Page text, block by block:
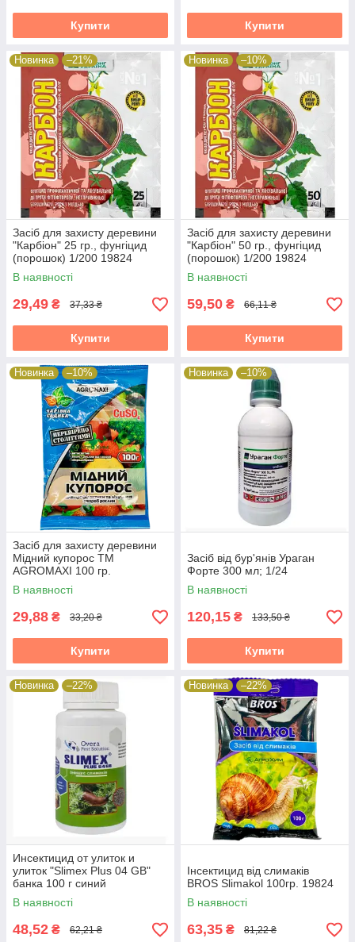
Купити Купити
Новинка –21%
Засіб для захисту деревини
"Карбіон" 25 гр., фунгіцид
(порошок) 1/200 19824
В наявності
29,49 ₴ 37,33 ₴
Купити
Новинка –10%
Засіб для захисту деревини
"Карбіон" 50 гр., фунгіцид
(порошок) 1/200 19824
В наявності
59,50 ₴ 66,11 ₴
Купити
Новинка –10%
Засіб для захисту деревини
Мідний купорос ТМ
AGROMAXI 100 гр.
В наявності
29,88 ₴ 33,20 ₴
Купити
Новинка –10%
Засіб від бур'янів Ураган
Форте 300 мл; 1/24
В наявності
120,15 ₴ 133,50 ₴
Купити
Новинка –22%
Инсектицид от улиток и
улиток "Slimex Plus 04 GB"
банка 100 г синий
В наявності
48,52 ₴ 62,21 ₴
Новинка –22%
Інсектицид від слимаків
BROS Slimakol 100гр. 19824
В наявності
63,35 ₴ 81,22 ₴